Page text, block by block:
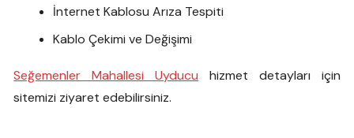
İnternet Kablosu Arıza Tespiti
Kablo Çekimi ve Değişimi
Seğemenler Mahallesi Uyducu hizmet detayları için
sitemizi ziyaret edebilirsiniz.